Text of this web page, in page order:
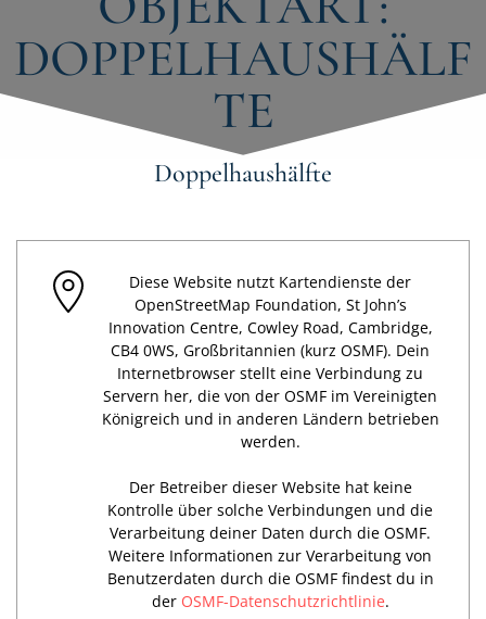
DOPPELHAUSHÄLF
TE
Doppelhaushälfte
Diese Website nutzt Kartendienste der
OpenStreetMap Foundation, St John’s
Innovation Centre, Cowley Road, Cambridge,
CB4 0WS, Großbritannien (kurz OSMF). Dein
Internetbrowser stellt eine Verbindung zu
Servern her, die von der OSMF im Vereinigten
Königreich und in anderen Ländern betrieben
werden.
Der Betreiber dieser Website hat keine
Kontrolle über solche Verbindungen und die
Verarbeitung deiner Daten durch die OSMF.
Weitere Informationen zur Verarbeitung von
Benutzerdaten durch die OSMF findest du in
der OSMF-Datenschutzrichtlinie.